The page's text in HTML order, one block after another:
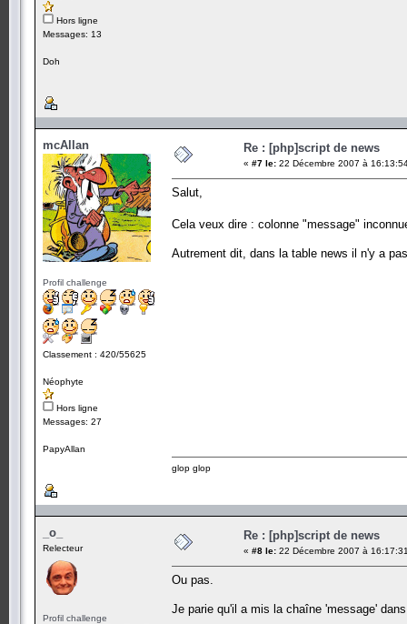
Hors ligne
Messages: 13
Doh
mcAllan
Profil challenge
Classement : 420/55625
Néophyte
Hors ligne
Messages: 27
PapyAllan
Re : [php]script de news
« #7 le: 22 Décembre 2007 à
Salut,
Cela veux dire : colonne "message"
Autrement dit, dans la table news il n'y a
glop glop
_o_
Relecteur
Profil challenge
Re : [php]script de news
« #8 le: 22 Décembre 2007 à
Ou pas.
Je parie qu'il a mis la chaîne 'message'